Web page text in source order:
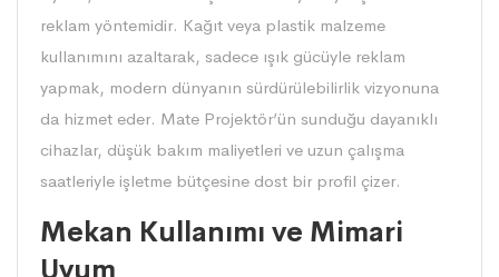
reklam yöntemidir. Kağıt veya plastik malzeme
kullanımını azaltarak, sadece ışık gücüyle reklam
yapmak, modern dünyanın sürdürülebilirlik vizyonuna
da hizmet eder. Mate Projektör’ün sunduğu dayanıklı
cihazlar, düşük bakım maliyetleri ve uzun çalışma
saatleriyle işletme bütçesine dost bir profil çizer.
Mekan Kullanımı ve Mimari
Uyum